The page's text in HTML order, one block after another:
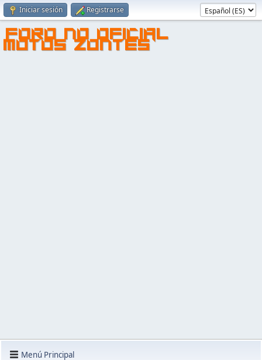
Iniciar sesión Registrarse
FORO NO OFICIAL
MOTOS ZONTES
Menú Principal